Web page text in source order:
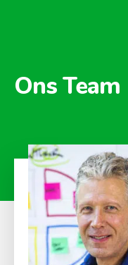
Ons Team